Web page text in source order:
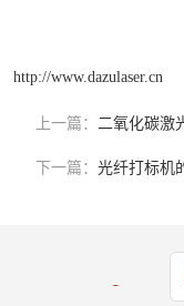
http://www.dazulaser.cn
上一篇： 二氧化碳激
下一篇： 光纤打标机